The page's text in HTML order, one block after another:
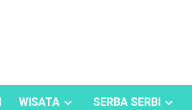
WISATA SERBA SERBI